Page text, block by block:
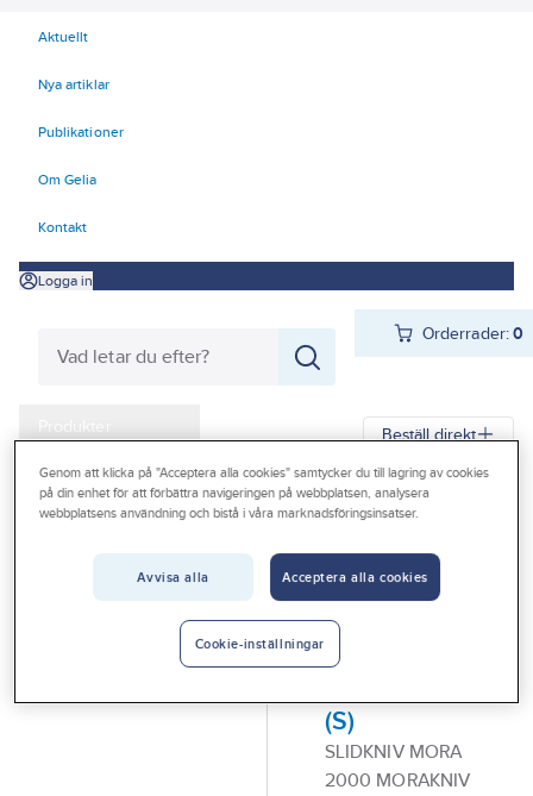
Aktuellt
Nya artiklar
Publikationer
Om Gelia
Kontakt
Logga in
Orderrader:0
Produkter
Kampanjer
Outlet
Beställ direkt
Gelia Produkter
Gelia Verktyg, maskiner & hantering
Friluftskniv,
Morakniv
(S)
SLIDKNIV MORA
2000 MORAKNIV
Genom att klicka på "Acceptera alla cookies" samtycker du till lagring av cookies
på din enhet för att förbättra navigeringen på webbplatsen, analysera
webbplatsens användning och bistå i våra marknadsföringsinsatser.
Avvisa alla Acceptera alla cookies
Cookie-inställningar